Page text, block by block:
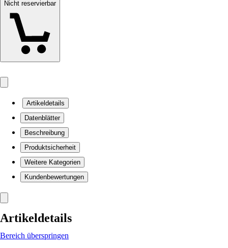
Nicht reservierbar
Artikeldetails
Datenblätter
Beschreibung
Produktsicherheit
Weitere Kategorien
Kundenbewertungen
Artikeldetails
Bereich überspringen